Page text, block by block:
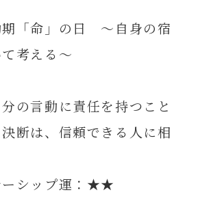
「命」の日 ～自身の宿
考える～
の言動に責任を持つこと
断は、信頼できる人に相
ーシップ運：★★